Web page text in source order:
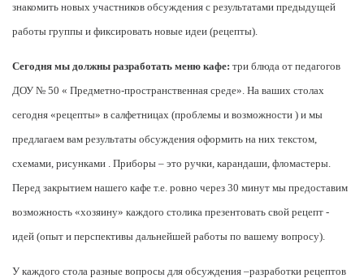
знакомить новых участников обсуждения с результатами предыдущей
работы группы и фиксировать новые идеи (рецепты).
Сегодня мы должны разработать меню кафе: три блюда от педагогов
ДОУ № 50 « Предметно-пространственная среде». На ваших столах
сегодня «рецепты» в салфетницах (проблемы и возможности ) и мы
предлагаем вам результаты обсуждения оформить на них текстом,
схемами, рисунками . Приборы – это ручки, карандаши, фломастеры.
Перед закрытием нашего кафе т.е. ровно через 30 минут мы предоставим
возможность «хозяину» каждого столика презентовать свой рецепт -
идей (опыт и перспективы дальнейшей работы по вашему вопросу).
У каждого стола разные вопросы для обсуждения –разработки рецептов